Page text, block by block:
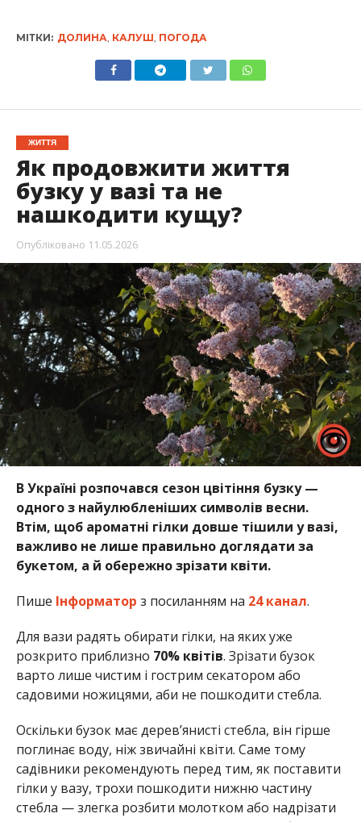
МІТКИ: ДОЛИНА КАЛУШ ПОГОДА
ЖИТТЯ
Як продовжити життя
бузку у вазі та не
нашкодити кущу?
Опубліковано 11.05.2026
В Україні розпочався сезон цвітіння бузку —
одного з найулюбленіших символів весни.
Втім, щоб ароматні гілки довше тішили у вазі,
важливо не лише правильно доглядати за
букетом, а й обережно зрізати квіти.
Пише Інформатор з посиланням на 24 канал.
Для вази радять обирати гілки, на яких уже
розкрито приблизно 70% квітів. Зрізати бузок
варто лише чистим і гострим секатором або
садовими ножицями, аби не пошкодити стебла.
Оскільки бузок має дерев’янисті стебла, він гірше
поглинає воду, ніж звичайні квіти. Саме тому
садівники рекомендують перед тим, як поставити
гілки у вазу, трохи пошкодити нижню частину
стебла — злегка розбити молотком або надрізати